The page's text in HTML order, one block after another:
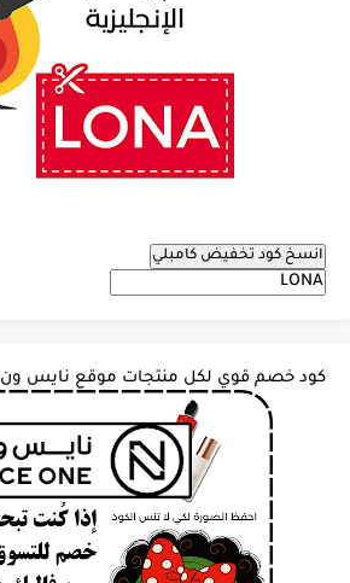
انسخ كود تخفيض كامبلي
كود خصم قوي لكل منتجات موقع نايس ون Nice One